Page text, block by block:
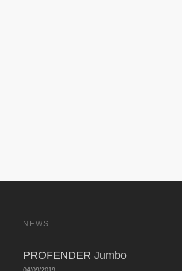
NEWS
PROFENDER Jumbo